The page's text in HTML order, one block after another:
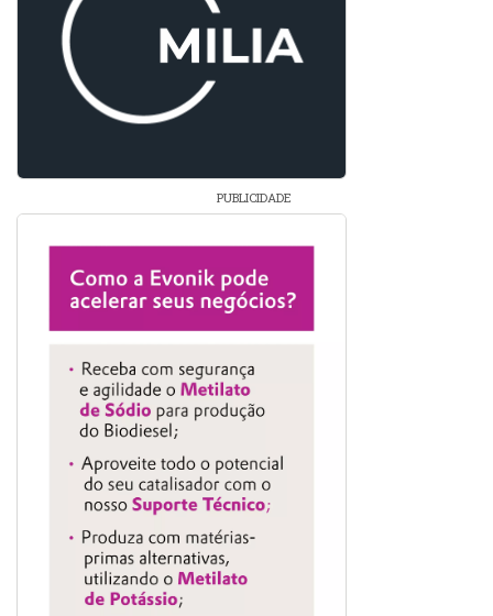
PUBLICIDADE